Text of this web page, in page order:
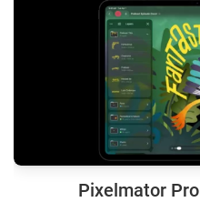
Pixelmator